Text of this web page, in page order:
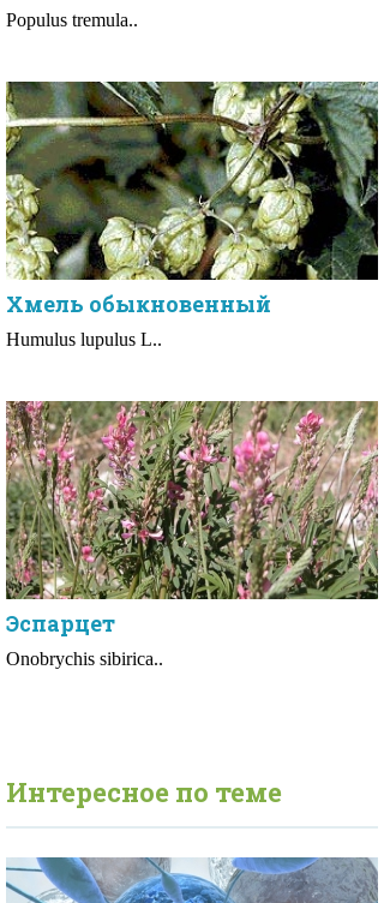
Populus tremula..
Хмель обыкновенный
Humulus lupulus L..
Эспарцет
Onobrychis sibirica..
Интересное по теме